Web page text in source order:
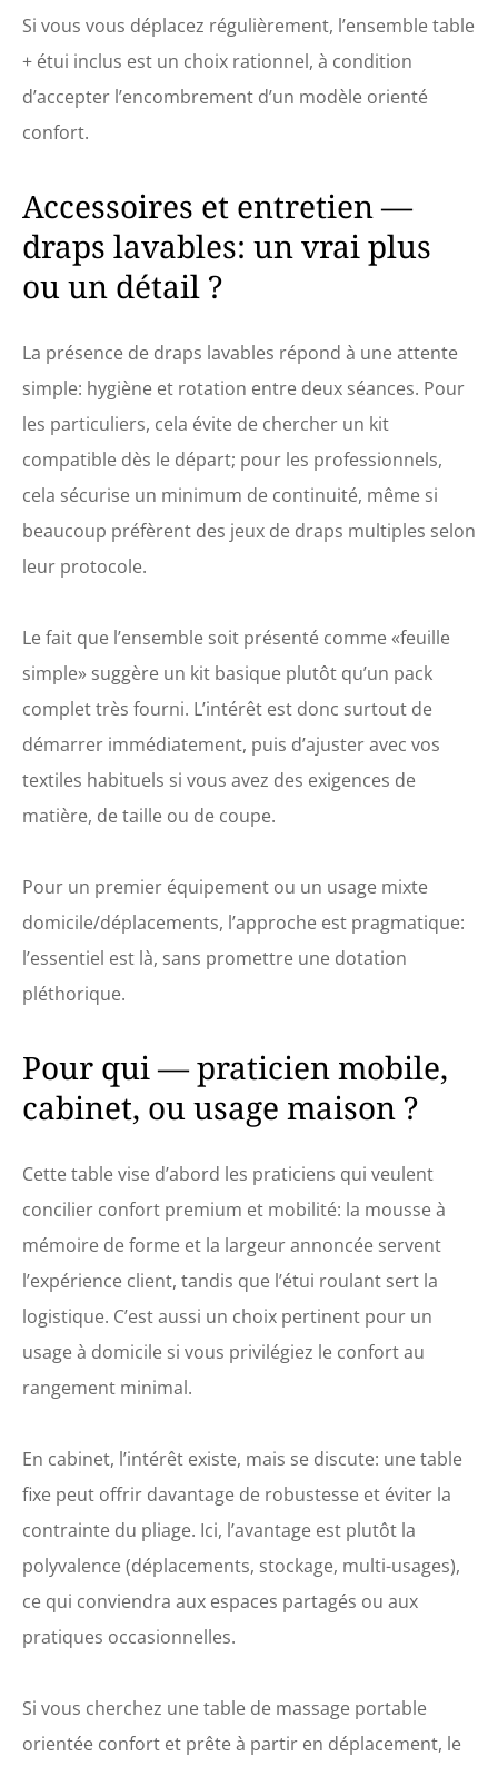
Si vous vous déplacez régulièrement, l’ensemble table
+ étui inclus est un choix rationnel, à condition
d’accepter l’encombrement d’un modèle orienté
confort.
Accessoires et entretien —
draps lavables: un vrai plus
ou un détail ?
La présence de draps lavables répond à une attente
simple: hygiène et rotation entre deux séances. Pour
les particuliers, cela évite de chercher un kit
compatible dès le départ; pour les professionnels,
cela sécurise un minimum de continuité, même si
beaucoup préfèrent des jeux de draps multiples selon
leur protocole.
Le fait que l’ensemble soit présenté comme «feuille
simple» suggère un kit basique plutôt qu’un pack
complet très fourni. L’intérêt est donc surtout de
démarrer immédiatement, puis d’ajuster avec vos
textiles habituels si vous avez des exigences de
matière, de taille ou de coupe.
Pour un premier équipement ou un usage mixte
domicile/déplacements, l’approche est pragmatique:
l’essentiel est là, sans promettre une dotation
pléthorique.
Pour qui — praticien mobile,
cabinet, ou usage maison ?
Cette table vise d’abord les praticiens qui veulent
concilier confort premium et mobilité: la mousse à
mémoire de forme et la largeur annoncée servent
l’expérience client, tandis que l’étui roulant sert la
logistique. C’est aussi un choix pertinent pour un
usage à domicile si vous privilégiez le confort au
rangement minimal.
En cabinet, l’intérêt existe, mais se discute: une table
fixe peut offrir davantage de robustesse et éviter la
contrainte du pliage. Ici, l’avantage est plutôt la
polyvalence (déplacements, stockage, multi-usages),
ce qui conviendra aux espaces partagés ou aux
pratiques occasionnelles.
Si vous cherchez une table de massage portable
orientée confort et prête à partir en déplacement, le